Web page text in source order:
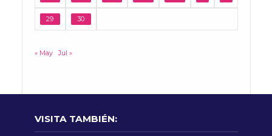
29 30
« May Jul »
VISITA TAMBIÉN: